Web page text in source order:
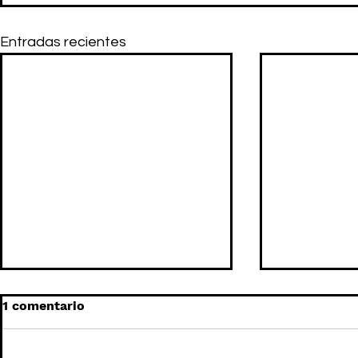
Entradas recientes
1 comentario